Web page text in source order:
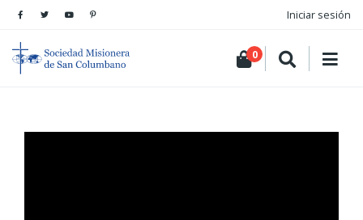
Iniciar sesión
0